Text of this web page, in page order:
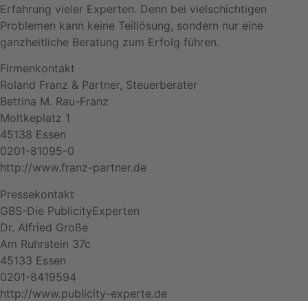
Erfahrung vieler Experten. Denn bei vielschichtigen
Problemen kann keine Teillösung, sondern nur eine
ganzheitliche Beratung zum Erfolg führen.
Firmenkontakt
Roland Franz & Partner, Steuerberater
Bettina M. Rau-Franz
Moltkeplatz 1
45138 Essen
0201-81095-0
http://www.franz-partner.de
Pressekontakt
GBS-Die PublicityExperten
Dr. Alfried Große
Am Ruhrstein 37c
45133 Essen
0201-8419594
http://www.publicity-experte.de